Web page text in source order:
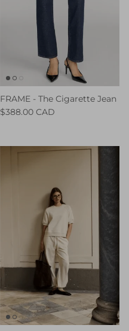
FRAME - The Cigarette Jean
$388.00 CAD